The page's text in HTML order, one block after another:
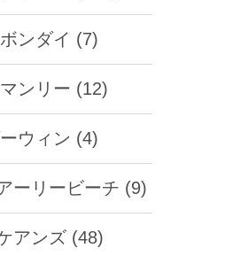
ンダイ (7)
ンリー (12)
ウィン (4)
ーリービーチ (9)
アンズ (48)